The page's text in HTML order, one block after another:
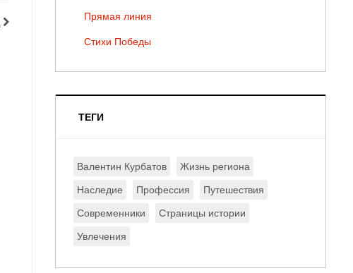
Прямая линия
Стихи Победы
ТЕГИ
Валентин Курбатов Жизнь региона
Наследие Профессия Путешествия
Современники Страницы истории
Увлечения